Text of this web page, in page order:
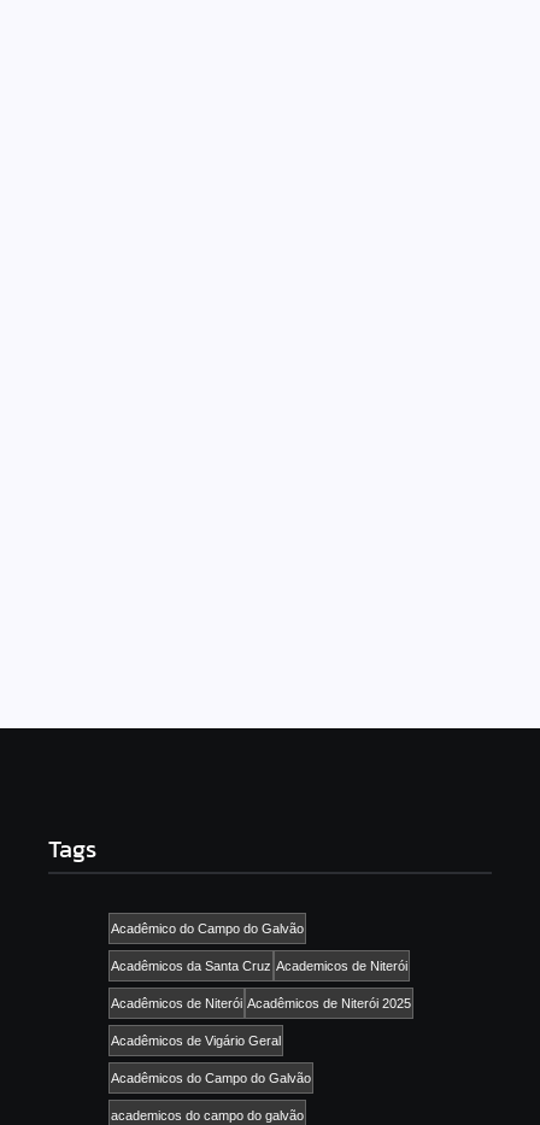
Tags
Acadêmico do Campo do Galvão
Acadêmicos da Santa Cruz Academicos de Niterói
Acadêmicos de Niterói Acadêmicos de Niterói 2025
Acadêmicos de Vigário Geral
Acadêmicos do Campo do Galvão
academicos do campo do galvão